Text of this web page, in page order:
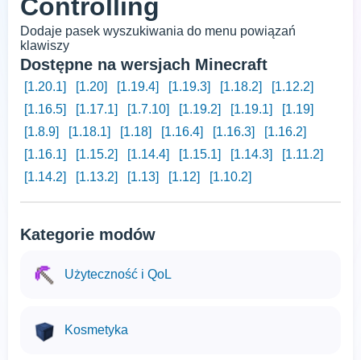
Controlling
Dodaje pasek wyszukiwania do menu powiązań
klawiszy
Dostępne na wersjach Minecraft
[1.20.1] [1.20] [1.19.4] [1.19.3] [1.18.2]
[1.12.2]
[1.16.5]
[1.17.1] [1.7.10] [1.19.2] [1.19.1]
[1.19]
[1.8.9]
[1.18.1] [1.18] [1.16.4] [1.16.3]
[1.16.2]
[1.16.1]
[1.15.2] [1.14.4] [1.15.1] [1.14.3]
[1.11.2]
[1.14.2]
[1.13.2] [1.13] [1.12] [1.10.2]
Kategorie modów
Użyteczność i QoL
Kosmetyka